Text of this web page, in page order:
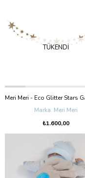
TÜKENDI
Meri Meri
₺1.600,00